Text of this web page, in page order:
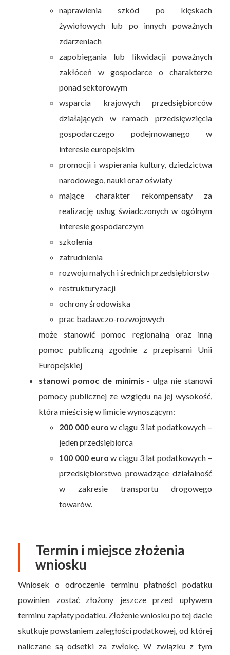
naprawienia szkód po klęskach
żywiołowych lub po innych poważnych
zdarzeniach
zapobiegania lub likwidacji poważnych
zakłóceń w gospodarce o charakterze
ponad sektorowym
wsparcia krajowych przedsiębiorców
działających w ramach przedsięwzięcia
gospodarczego podejmowanego w
interesie europejskim
promocji i wspierania kultury, dziedzictwa
narodowego, nauki oraz oświaty
mające charakter rekompensaty za
realizację usług świadczonych w ogólnym
interesie gospodarczym
szkolenia
zatrudnienia
rozwoju małych i średnich przedsiębiorstw
restrukturyzacji
ochrony środowiska
prac badawczo-rozwojowych
może stanowić pomoc regionalną oraz inną
pomoc publiczną zgodnie z przepisami Unii
Europejskiej
stanowi pomoc de minimis - ulga nie stanowi
pomocy publicznej ze względu na jej wysokość,
która mieści się w limicie wynoszącym:
200 000 euro w ciągu 3 lat podatkowych –
jeden przedsiębiorca
100 000 euro w ciągu 3 lat podatkowych –
przedsiębiorstwo prowadzące działalność
w zakresie transportu drogowego
towarów.
Termin i miejsce złożenia
wniosku
Wniosek o odroczenie terminu płatności podatku
powinien zostać złożony jeszcze przed upływem
terminu zapłaty podatku. Złożenie wniosku po tej dacie
skutkuje powstaniem zaległości podatkowej, od której
naliczane są odsetki za zwłokę. W związku z tym